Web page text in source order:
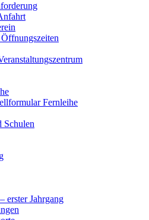
Fernleihe
Schulen
erster Jahrgang